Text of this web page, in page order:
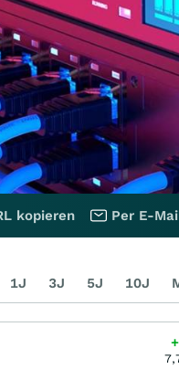
kopieren Per E-
1J 3J 5J 10J